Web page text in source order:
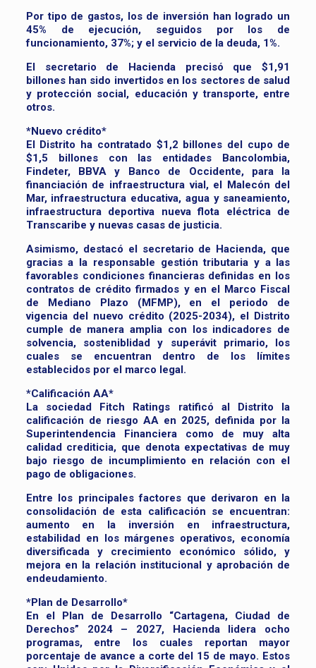
Por tipo de gastos, los de inversión han logrado un
45% de ejecución, seguidos por los de
funcionamiento, 37%; y el servicio de la deuda, 1%.
El secretario de Hacienda precisó que $1,91
billones han sido invertidos en los sectores de salud
y protección social, educación y transporte, entre
otros.
*Nuevo crédito*
El Distrito ha contratado $1,2 billones del cupo de
$1,5 billones con las entidades Bancolombia,
Findeter, BBVA y Banco de Occidente, para la
financiación de infraestructura vial, el Malecón del
Mar, infraestructura educativa, agua y saneamiento,
infraestructura deportiva nueva flota eléctrica de
Transcaribe y nuevas casas de justicia.
Asimismo, destacó el secretario de Hacienda, que
gracias a la responsable gestión tributaria y a las
favorables condiciones financieras definidas en los
contratos de crédito firmados y en el Marco Fiscal
de Mediano Plazo (MFMP), en el periodo de
vigencia del nuevo crédito (2025-2034), el Distrito
cumple de manera amplia con los indicadores de
solvencia, sosteniblidad y superávit primario, los
cuales se encuentran dentro de los límites
establecidos por el marco legal.
*Calificación AA*
La sociedad Fitch Ratings ratificó al Distrito la
calificación de riesgo AA en 2025, definida por la
Superintendencia Financiera como de muy alta
calidad crediticia, que denota expectativas de muy
bajo riesgo de incumplimiento en relación con el
pago de obligaciones.
Entre los principales factores que derivaron en la
consolidación de esta calificación se encuentran:
aumento en la inversión en infraestructura,
estabilidad en los márgenes operativos, economía
diversificada y crecimiento económico sólido, y
mejora en la relación institucional y aprobación de
endeudamiento.
*Plan de Desarrollo*
En el Plan de Desarrollo “Cartagena, Ciudad de
Derechos” 2024 – 2027, Hacienda lidera ocho
programas, entre los cuales reportan mayor
porcentaje de avance a corte del 15 de mayo. Estos